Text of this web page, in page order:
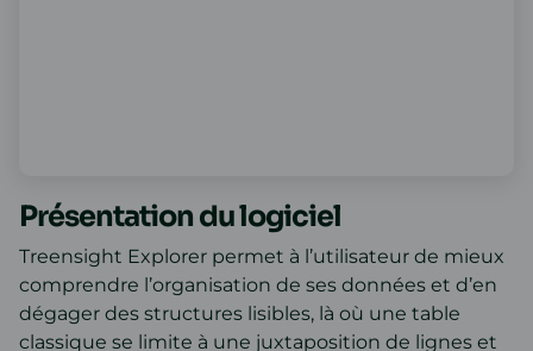
Présentation du logiciel
Treensight Explorer permet à l’utilisateur de mieux
comprendre l’organisation de ses données et d’en
dégager des structures lisibles, là où une table
classique se limite à une juxtaposition de lignes et